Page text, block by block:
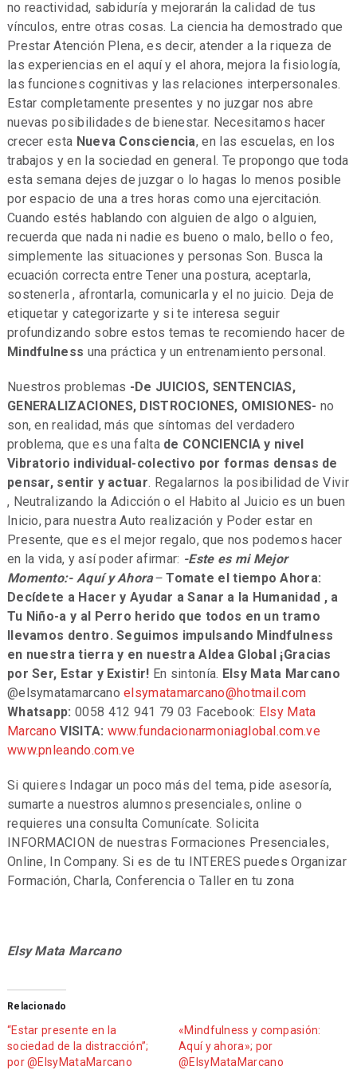
no reactividad, sabiduría y mejorarán la calidad de tus
vínculos, entre otras cosas. La ciencia ha demostrado que
Prestar Atención Plena, es decir, atender a la riqueza de
las experiencias en el aquí y el ahora, mejora la fisiología,
las funciones cognitivas y las relaciones interpersonales.
Estar completamente presentes y no juzgar nos abre
nuevas posibilidades de bienestar. Necesitamos hacer
crecer esta Nueva Consciencia, en las escuelas, en los
trabajos y en la sociedad en general. Te propongo que toda
esta semana dejes de juzgar o lo hagas lo menos posible
por espacio de una a tres horas como una ejercitación.
Cuando estés hablando con alguien de algo o alguien,
recuerda que nada ni nadie es bueno o malo, bello o feo,
simplemente las situaciones y personas Son. Busca la
ecuación correcta entre Tener una postura, aceptarla,
sostenerla , afrontarla, comunicarla y el no juicio. Deja de
etiquetar y categorizarte y si te interesa seguir
profundizando sobre estos temas te recomiendo hacer de
Mindfulness una práctica y un entrenamiento personal.
Nuestros problemas -De JUICIOS, SENTENCIAS,
GENERALIZACIONES, DISTROCIONES, OMISIONES- no
son, en realidad, más que síntomas del verdadero
problema, que es una falta de CONCIENCIA y nivel
Vibratorio individual-colectivo por formas densas de
pensar, sentir y actuar. Regalarnos la posibilidad de Vivir
, Neutralizando la Adicción o el Habito al Juicio es un buen
Inicio, para nuestra Auto realización y Poder estar en
Presente, que es el mejor regalo, que nos podemos hacer
en la vida, y así poder afirmar: -Este es mi Mejor
Momento:- Aquí y Ahora–Tomate el tiempo Ahora:
Decídete a Hacer y Ayudar a Sanar a la Humanidad , a
Tu Niño-a y al Perro herido que todos en un tramo
llevamos dentro. Seguimos impulsando Mindfulness
en nuestra tierra y en nuestra Aldea Global ¡Gracias
por Ser, Estar y Existir! En sintonía. Elsy Mata Marcano
@elsymatamarcanoelsymatamarcano@hotmail.com
Whatsapp: 0058 412 941 79 03 Facebook: Elsy Mata
Marcano VISITA: www.fundacionarmoniaglobal.com.ve
www.pnleando.com.ve
Si quieres Indagar un poco más del tema, pide asesoría,
sumarte a nuestros alumnos presenciales, online o
requieres una consulta Comunícate. Solicita
INFORMACION de nuestras Formaciones Presenciales,
Online, In Company. Si es de tu INTERES puedes Organizar
Formación, Charla, Conferencia o Taller en tu zona
Elsy Mata Marcano
Relacionado
“Estar presente en la
sociedad de la distracción”;
por @ElsyMataMarcano
«Mindfulness y compasión:
Aquí y ahora»; por
@ElsyMataMarcano